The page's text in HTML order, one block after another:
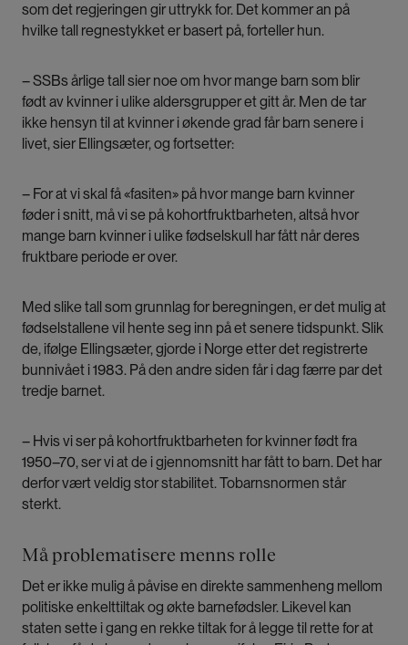
som det regjeringen gir uttrykk for. Det kommer an på
hvilke tall regnestykket er basert på, forteller hun.
– SSBs årlige tall sier noe om hvor mange barn som blir
født av kvinner i ulike aldersgrupper et gitt år. Men de tar
ikke hensyn til at kvinner i økende grad får barn senere i
livet, sier Ellingsæter, og fortsetter:
– For at vi skal få «fasiten» på hvor mange barn kvinner
føder i snitt, må vi se på kohortfruktbarheten, altså hvor
mange barn kvinner i ulike fødselskull har fått når deres
fruktbare periode er over.
Med slike tall som grunnlag for beregningen, er det mulig at
fødselstallene vil hente seg inn på et senere tidspunkt. Slik
de, ifølge Ellingsæter, gjorde i Norge etter det registrerte
bunnivået i 1983. På den andre siden får i dag færre par det
tredje barnet.
– Hvis vi ser på kohortfruktbarheten for kvinner født fra
1950–70, ser vi at de i gjennomsnitt har fått to barn. Det har
derfor vært veldig stor stabilitet. Tobarnsnormen står
sterkt.
Må problematisere menns rolle
Det er ikke mulig å påvise en direkte sammenheng mellom
politiske enkelttiltak og økte barnefødsler. Likevel kan
staten sette i gang en rekke tiltak for å legge til rette for at